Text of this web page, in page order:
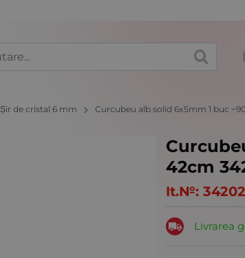
Șir de cristal 6 mm Curcubeu alb solid 6x5mm 1 buc
42cm
It.№:
Livrarea